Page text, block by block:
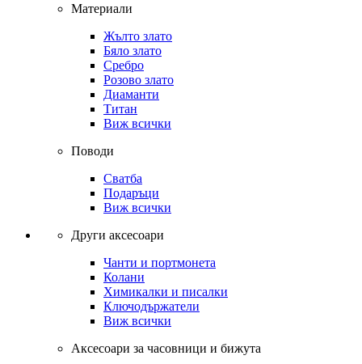
Материали
Жълто злато
Бяло злато
Сребро
Розово злато
Диаманти
Титан
Виж всички
Поводи
Сватба
Подаръци
Виж всички
Други аксесоари
Чанти и портмонета
Колани
Химикалки и писалки
Ключодържатели
Виж всички
Аксесоари за часовници и бижута